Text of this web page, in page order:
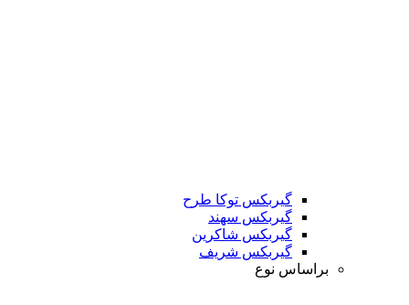
گیربکس توکا طرح
گیربکس سهند
گیربکس شاکرین
گیربکس شریف
براساس نوع